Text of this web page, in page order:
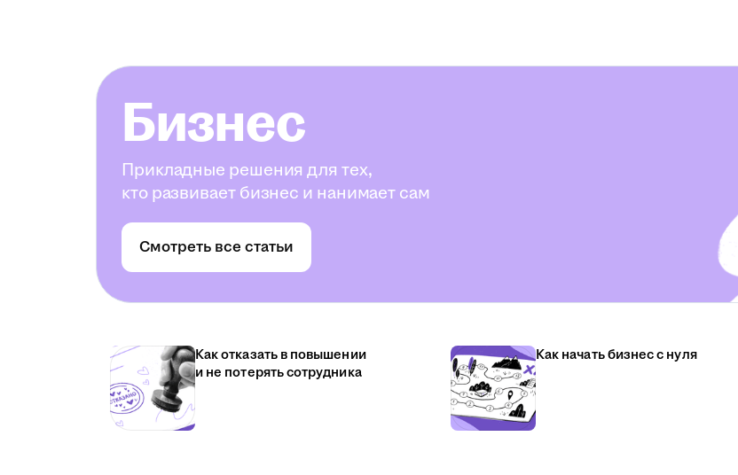
Бизнес
Прикладные решения для тех,
кто развивает бизнес и нанимает сам
Смотреть все статьи
Как отказать в повышении
и не потерять сотрудника
Как начать бизнес с нуля